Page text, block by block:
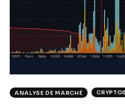
ANALYSE DE MARCHÉ CRYPTOS